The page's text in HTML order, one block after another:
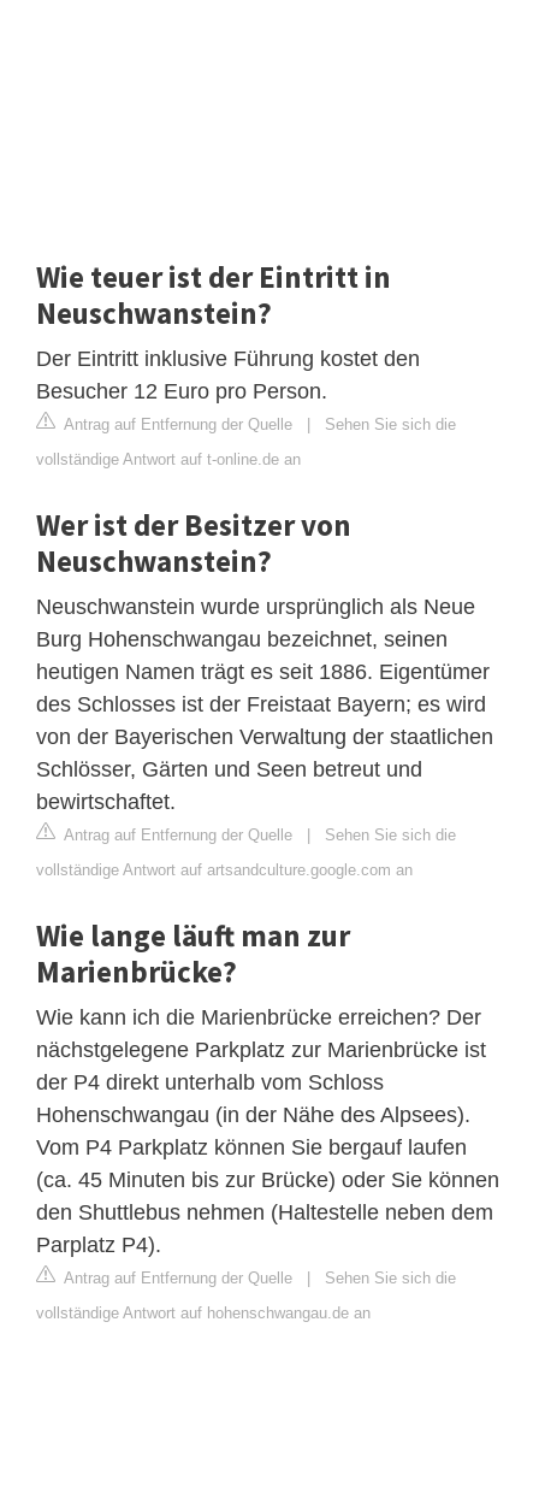
Wie teuer ist der Eintritt in
Neuschwanstein?
Der Eintritt inklusive Führung kostet den
Besucher 12 Euro pro Person.
Antrag auf Entfernung der Quelle | Sehen Sie sich die
vollständige Antwort auf t-online.de an
Wer ist der Besitzer von
Neuschwanstein?
Neuschwanstein wurde ursprünglich als Neue
Burg Hohenschwangau bezeichnet, seinen
heutigen Namen trägt es seit 1886. Eigentümer
des Schlosses ist der Freistaat Bayern; es wird
von der Bayerischen Verwaltung der staatlichen
Schlösser, Gärten und Seen betreut und
bewirtschaftet.
Antrag auf Entfernung der Quelle | Sehen Sie sich die
vollständige Antwort auf artsandculture.google.com an
Wie lange läuft man zur
Marienbrücke?
Wie kann ich die Marienbrücke erreichen? Der
nächstgelegene Parkplatz zur Marienbrücke ist
der P4 direkt unterhalb vom Schloss
Hohenschwangau (in der Nähe des Alpsees).
Vom P4 Parkplatz können Sie bergauf laufen
(ca. 45 Minuten bis zur Brücke) oder Sie können
den Shuttlebus nehmen (Haltestelle neben dem
Parplatz P4).
Antrag auf Entfernung der Quelle | Sehen Sie sich die
vollständige Antwort auf hohenschwangau.de an